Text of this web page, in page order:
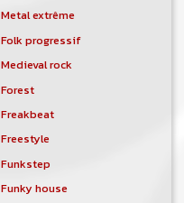
Metal extrême
Folk progressif
Medieval rock
Forest
Freakbeat
Freestyle
Funkstep
Funky house